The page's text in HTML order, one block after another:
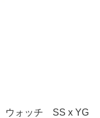
ウォッチ SS x YG